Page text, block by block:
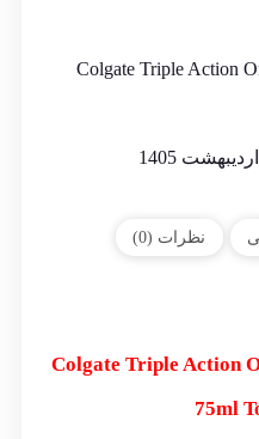
Colgate Triple Action
نظرات (0)
Colgate Triple Action
75ml